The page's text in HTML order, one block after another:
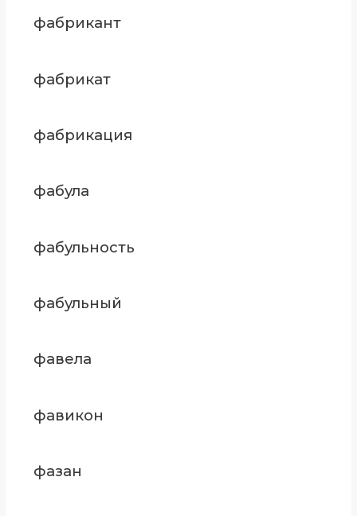
фабрикант
фабрикат
фабрикация
фабула
фабульность
фабульный
фавела
фавикон
фазан